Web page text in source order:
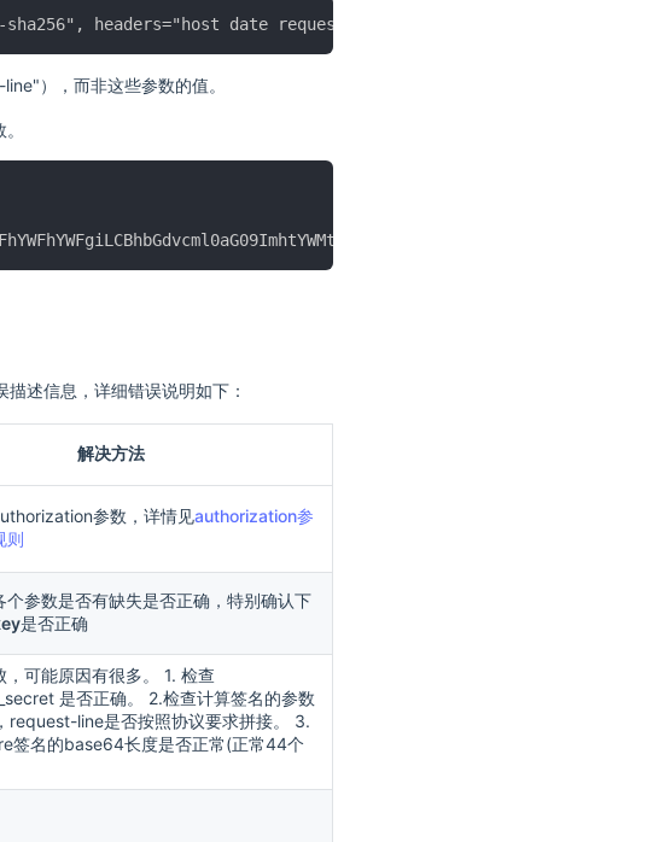
），而非这些参数的值。
述信息，详细错误说明如下：
解决方法
参数，详情见authorization参
则
个参数是否有缺失是否正确，特别确认下
是否正确
，可能原因有很多。 1. 检查
是否正确。 2.检查计算签名的参数
request-line是否按照协议要求拼接。 3.
签名的base64长度是否正常(正常44个